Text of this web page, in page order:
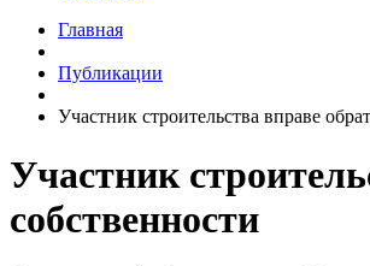
Главная
Публикации
Участник строительства вправе
Участник
собственности